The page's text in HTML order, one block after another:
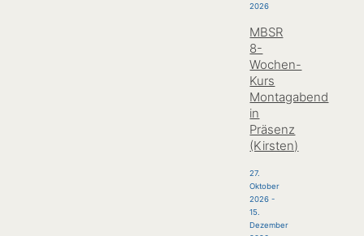
2026
MBSR
8-
Wochen-
Kurs
Montagabend
in
Präsenz
(Kirsten)
27.
Oktober
2026 -
15.
Dezember